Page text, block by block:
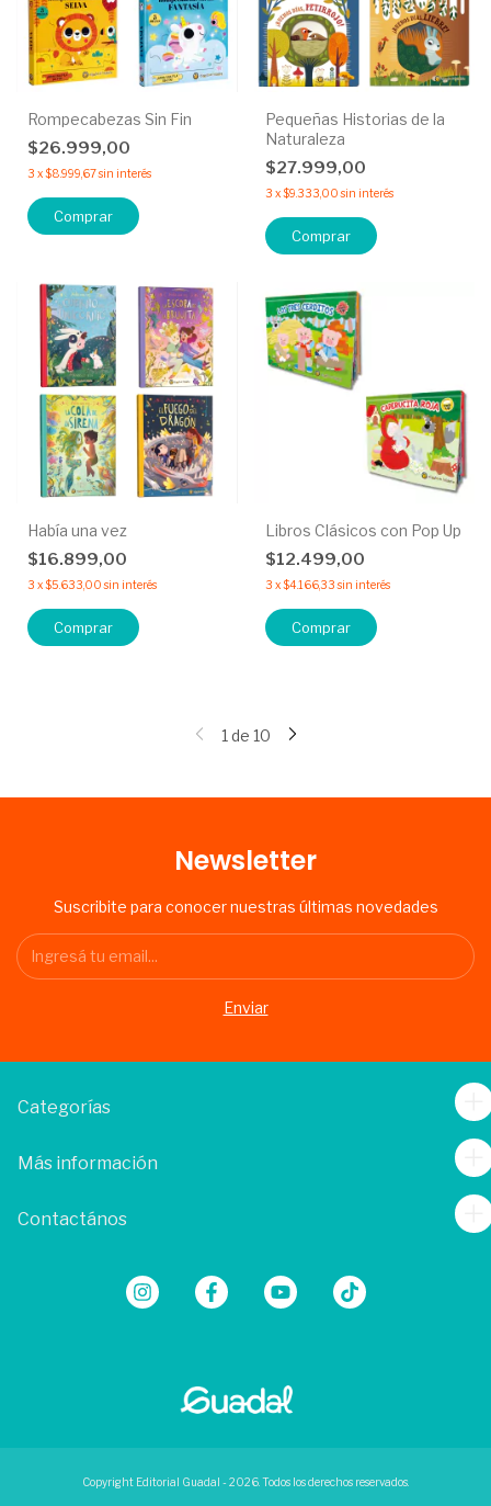
Rompecabezas Sin Fin
$26.999,00
3 x$8.999,67sin interés
Comprar
Pequeñas Historias de la
Naturaleza
$27.999,00
3 x$9.333,00 sin interés
Comprar
Había una vez
$16.899,00
3 x$5.633,00 sin interés
Comprar
Libros Clásicos con Pop Up
$12.499,00
3 x$4.166,33 sin interés
Comprar
1 de 10
Newsletter
Suscribite para conocer nuestras últimas novedades
Categorías
Más información
Contactános
Copyright Editorial Guadal - 2026. Todos los derechos reservados.